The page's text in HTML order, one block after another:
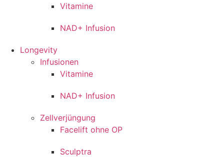
Vitamine
NAD+ Infusion
Longevity
Infusionen
Vitamine
NAD+ Infusion
Zellverjüngung
Facelift ohne OP
Sculptra